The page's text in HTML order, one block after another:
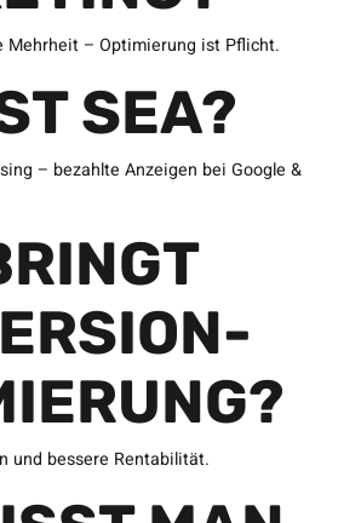
Mehrheit – Optimierung ist Pflicht.
SEA?
– bezahlte Anzeigen bei Google &
und bessere Rentabilität.